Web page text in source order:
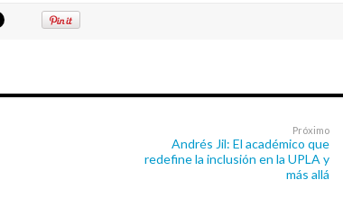
Próximo
Andrés Jil: El académico que
redefine la inclusión en la UPLA y
más allá